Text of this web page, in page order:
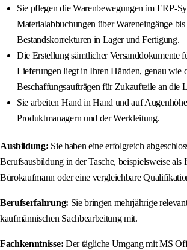
Sie pflegen die Warenbewegungen im ERP-
Materialabbuchungen über Wareneingänge
Bestandskorrekturen in Lager und Fertigung.
Die Erstellung sämtlicher Versanddokumente
Lieferungen liegt in Ihren Händen, genau wie
Beschaffungsaufträgen für Zukaufteile an die
Sie arbeiten Hand in Hand und auf
Produktmanagern und der Werkleitung.
Ausbildung: Sie haben eine erfolgreich
Berufsausbildung in der Tasche, beispielsweise als
Bürokaufmann oder eine vergleichbare
Berufserfahrung: Sie bringen mehrjährige
kaufmännischen Sachbearbeitung mit.
Fachkenntnisse: Der tägliche Umgang mit MS